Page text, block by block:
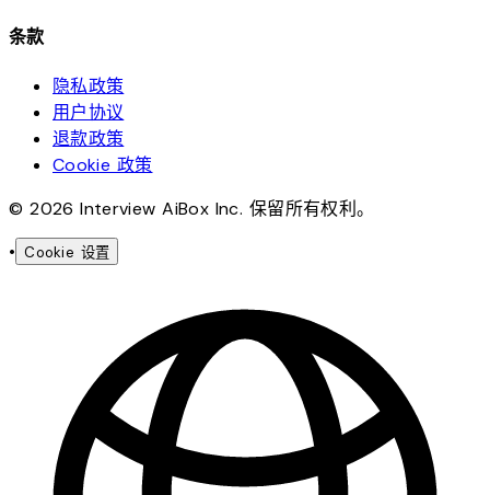
条款
隐私政策
用户协议
退款政策
Cookie 政策
© 2026 Interview AiBox Inc. 保留所有权利。
• Cookie 设置